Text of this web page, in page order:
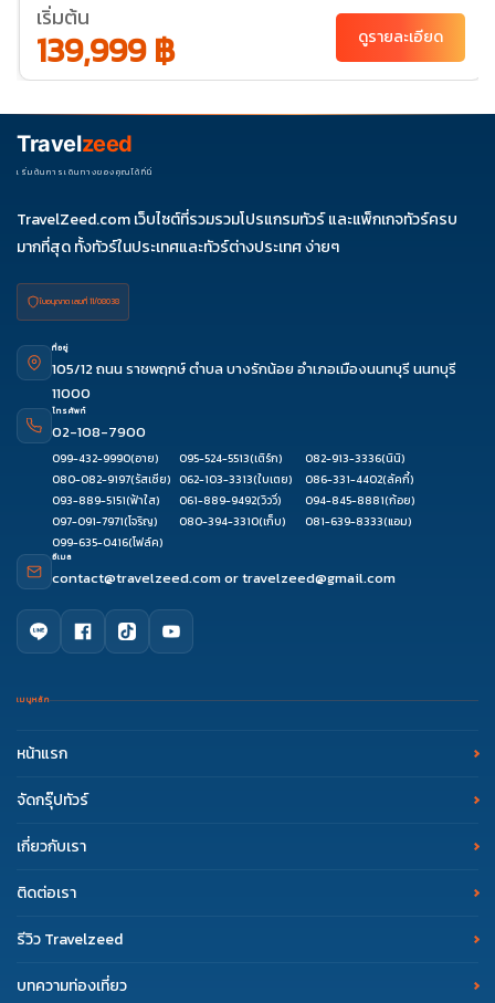
เริ่มต้น
139,999 ฿ ดูรายละเอียด
Travelzeed
เริ่มต้นการเดินทางของคุณได้ที่นี่
TravelZeed.com เว็บไซต์ที่รวมรวมโปรแกรมทัวร์ และแพ็กเกจทัวร์ครบ
มากที่สุด ทั้งทัวร์ในประเทศและทัวร์ต่างประเทศ ง่ายๆ
ใบอนุญาต เลขที่ 11/08038
ที่อยู่
105/12 ถนน ราชพฤกษ์ ตำบล บางรักน้อย อำเภอเมืองนนทบุรี นนทบุรี
11000
โทรศัพท์
02-108-7900
099-432-9990(อาย) 095-524-5513(เติร์ก) 082-913-3336(นินิ)
080-082-9197(รัสเซีย) 062-103-3313(ใบเตย) 086-331-4402(ลัคกี้)
093-889-5151(ฟ้าใส) 061-889-9492(วิววี่) 094-845-8881(ก้อย)
097-091-7971(โจริญ) 080-394-3310(เก็บ) 081-639-8333(แอม)
099-635-0416(โฟล์ค)
อีเมล
contact@travelzeed.comortravelzeed@gmail.com
เมนูหลัก
หน้าแรก
จัดกรุ๊ปทัวร์
เกี่ยวกับเรา
ติดต่อเรา
รีวิว Travelzeed
บทความท่องเที่ยว